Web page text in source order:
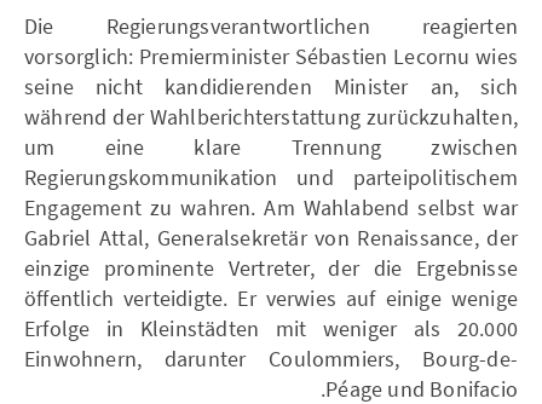
Die Regierungsverantwortlichen reagierten
vorsorglich: Premierminister Sébastien Lecornu wies
seine nicht kandidierenden Minister an, sich
während der Wahlberichterstattung zurückzuhalten,
um eine klare Trennung zwischen
Regierungskommunikation und parteipolitischem
Engagement zu wahren. Am Wahlabend selbst war
Gabriel Attal, Generalsekretär von Renaissance, der
einzige prominente Vertreter, der die Ergebnisse
öffentlich verteidigte. Er verwies auf einige wenige
Erfolge in Kleinstädten mit weniger als 20.000
Einwohnern, darunter Coulommiers, Bourg-de-
Péage und Bonifacio.